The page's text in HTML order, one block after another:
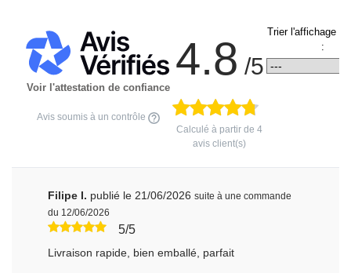
Voir l'attestation de confiance
Avis soumis à un contrôle
4.8 /5
Calculé à partir de 4
avis client(s)
Trier l'affichage
:
Filipe I. publié le 21/06/2026 suite à une commande
du 12/06/2026
5/5
Livraison rapide, bien emballé, parfait